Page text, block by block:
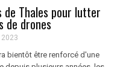
de Thales pour lutter
de drones
bientôt être renforcé d'une